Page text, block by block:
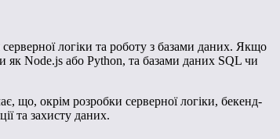
логіки та роботу з базами даних. Якщо
як Node.js або Python, та базами даних SQL чи
що, окрім розробки серверної логіки, бекенд-
та захисту даних.